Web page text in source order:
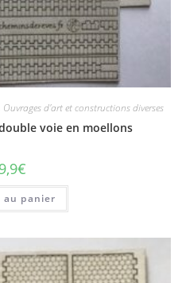
Ouvrages d'art et constructions diverses
voie en moellons
€
panier